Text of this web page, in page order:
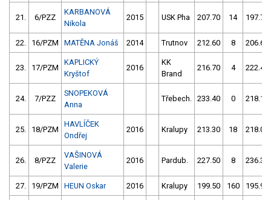
21. 6/PZZ
KARBANOVÁ
Nikola
2015 USK Pha 207.70 14 197.70
22. 16/PZM MATĚNA Jonáš 2014 Trutnov 212.60 8 206.60
23. 17/PZM
KAPLICKÝ
Kryštof
2016
KK
Brand
216.70 4 222.40
24. 7/PZZ
SNOPEKOVÁ
Anna
Třebech. 233.40 0 218.10
25. 18/PZM
HAVLÍČEK
Ondřej
2016 Kralupy 213.30 18 218.00
26. 8/PZZ
VAŠINOVÁ
Valerie
2016 Pardub. 227.50 8 236.30
27. 19/PZM HEUN Oskar 2016 Kralupy 199.50 160 195.90